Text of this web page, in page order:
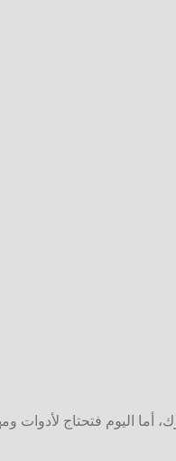
أما اليوم فتحتاج لأدوات